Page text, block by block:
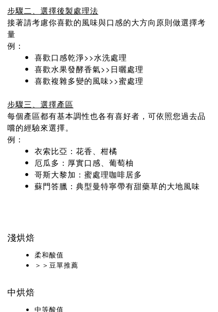
步驟二、選擇後製處理法
接著請考慮你喜歡的風味與口感的大方向原則做選擇考
量
例：
喜歡口感乾淨>>水洗處理
喜歡水果發酵香氣>>日曬處理
喜歡複雜多變的風味>>蜜處理
步驟三、選擇產區
每個產區都有基本調性也各有喜好者，可依照您過去品
嚐的經驗來選擇。
例：
衣索比亞：花香、柑橘
厄瓜多：厚實口感、葡萄柚
哥斯大黎加：蜜處理咖啡居多
蘇門答臘：典型曼特寧帶有甜藥草的大地風味
淺烘焙
柔和酸值
＞＞豆單推薦
中烘焙
中等酸值